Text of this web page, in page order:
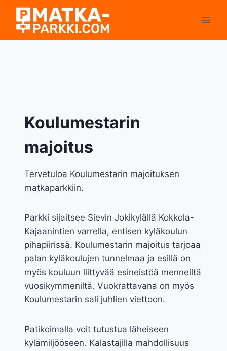
Siirry
sisältöön
Koulumestarin
majoitus
Tervetuloa Koulumestarin majoituksen
matkaparkkiin.
Parkki sijaitsee Sievin Jokikylällä Kokkola-
Kajaanintien varrella, entisen kyläkoulun
pihapiirissä. Koulumestarin majoitus tarjoaa
palan kyläkoulujen tunnelmaa ja esillä on
myös kouluun liittyvää esineistöä menneiltä
vuosikymmeniltä. Vuokrattavana on myös
Koulumestarin sali juhlien viettoon.
Patikoimalla voit tutustua läheiseen
kylämiljööseen. Kalastajilla mahdollisuus